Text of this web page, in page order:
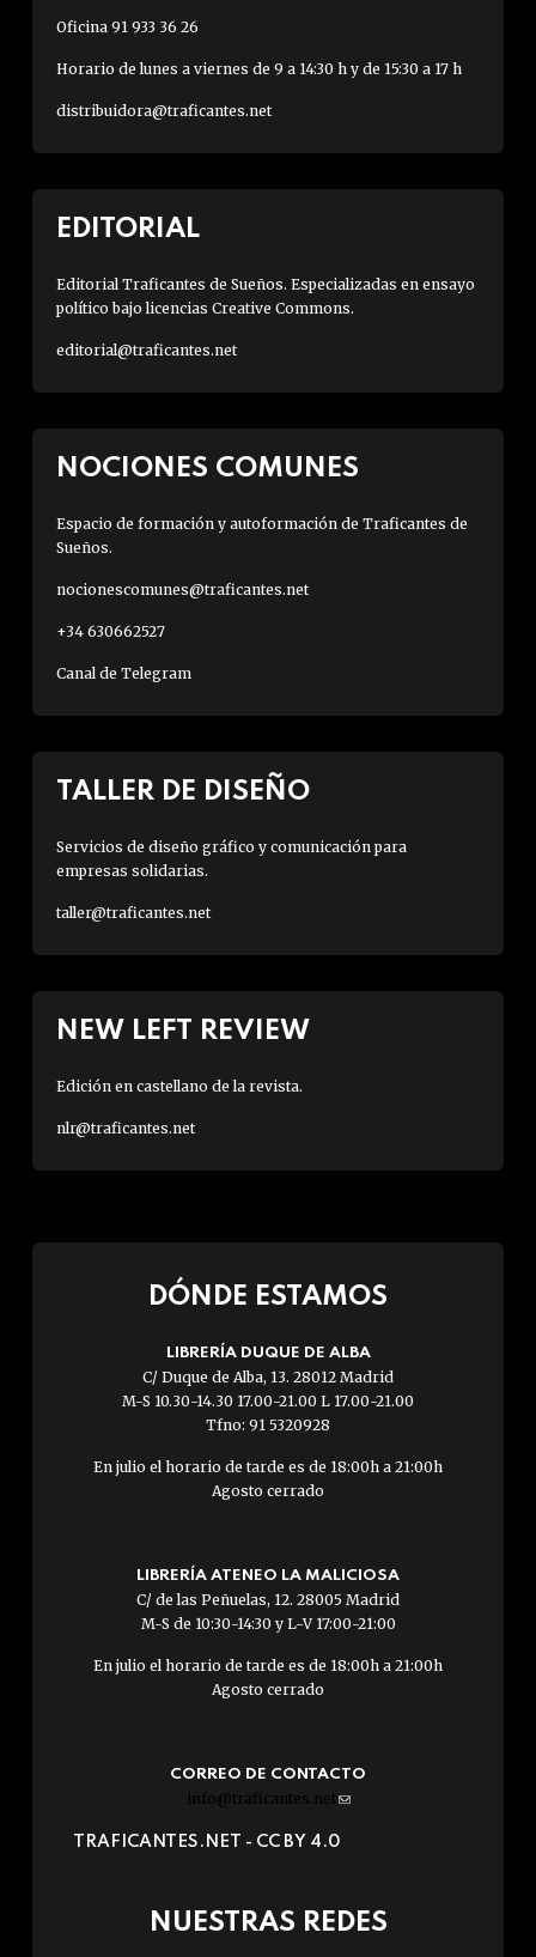
Oficina 91 933 36 26
Horario de lunes a viernes de 9 a 14:30 h y de 15:30 a 17 h
distribuidora@traficantes.net
EDITORIAL
Editorial Traficantes de Sueños. Especializadas en ensayo
político bajo licencias Creative Commons.
editorial@traficantes.net
NOCIONES COMUNES
Espacio de formación y autoformación de Traficantes de
Sueños.
nocionescomunes@traficantes.net
+34 630662527
Canal de Telegram
TALLER DE DISEÑO
Servicios de diseño gráfico y comunicación para
empresas solidarias.
taller@traficantes.net
NEW LEFT REVIEW
Edición en castellano de la revista.
nlr@traficantes.net
DÓNDE ESTAMOS
LIBRERÍA DUQUE DE ALBA
C/ Duque de Alba, 13. 28012 Madrid
M-S 10.30-14.30 17.00-21.00 L 17.00-21.00
Tfno: 91 5320928
En julio el horario de tarde es de 18:00h a 21:00h
Agosto cerrado
LIBRERÍA ATENEO LA MALICIOSA
C/ de las Peñuelas, 12. 28005 Madrid
M-S de 10:30-14:30 y L-V 17:00-21:00
En julio el horario de tarde es de 18:00h a 21:00h
Agosto cerrado
CORREO DE CONTACTO
info@traficantes.net (link
e-
TRAFICANTES.NET - CC BY 4.0
NUESTRAS REDES